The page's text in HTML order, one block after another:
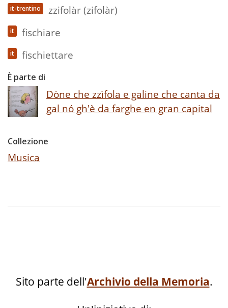
it-trentino zzifolàr (zifolàr)
it fischiare
it fischiettare
È parte di
Dòne che zzìfola e galine che canta da
gal nó gh'è da farghe en gran capital
Collezione
Musica
Sito parte dell'Archivio della Memoria.